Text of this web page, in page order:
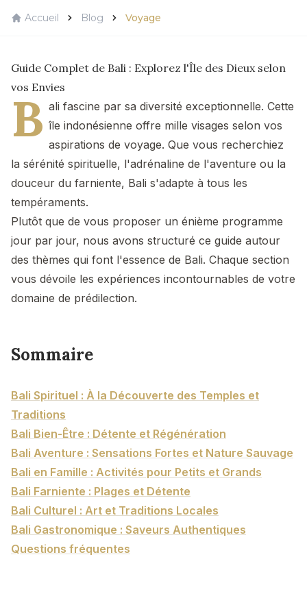
Accueil Blog Voyage
Guide Complet de Bali : Explorez l'Île des Dieux selon
vos Envies
B ali fascine par sa diversité exceptionnelle. Cette
île indonésienne offre mille visages selon vos
aspirations de voyage. Que vous recherchiez
la sérénité spirituelle, l'adrénaline de l'aventure ou la
douceur du farniente, Bali s'adapte à tous les
tempéraments.
Plutôt que de vous proposer un énième programme
jour par jour, nous avons structuré ce guide autour
des thèmes qui font l'essence de Bali. Chaque section
vous dévoile les expériences incontournables de votre
domaine de prédilection.
Sommaire
Bali Spirituel : À la Découverte des Temples et
Traditions
Bali Bien-Être : Détente et Régénération
Bali Aventure : Sensations Fortes et Nature Sauvage
Bali en Famille : Activités pour Petits et Grands
Bali Farniente : Plages et Détente
Bali Culturel : Art et Traditions Locales
Bali Gastronomique : Saveurs Authentiques
Questions fréquentes